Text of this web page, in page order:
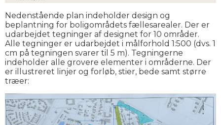
Nedenstående plan indeholder design og
beplantning for boligområdets fællesarealer. Der er
udarbejdet tegninger af designet for 10 områder.
Alle tegninger er udarbejdet i målforhold 1:500 (dvs. 1
cm på tegningen svarer til 5 m). Tegningerne
indeholder alle grovere elementer i områderne. Der
er illustreret linjer og forløb, stier, bede samt større
træer: